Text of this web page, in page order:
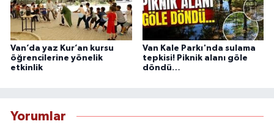
Van’da yaz Kur’an kursu
öğrencilerine yönelik
etkinlik
Van Kale Parkı'nda sulama
tepkisi! Piknik alanı göle
döndü…
Yorumlar